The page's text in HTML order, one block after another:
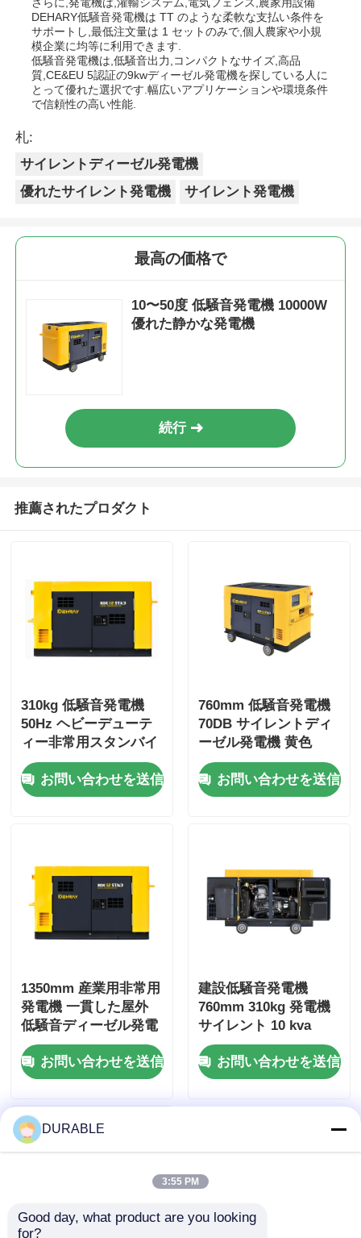
DEHARY低騒音発電機は TT のような柔軟な支払い条件を
サポートし,最低注文量は 1 セットのみで,個人農家や小規
模企業に均等に利用できます.
低騒音発電機は,低騒音出力,コンパクトなサイズ,高品
質,CE&EU 5認証の9kwディーゼル発電機を探している人に
とって優れた選択です.幅広いアプリケーションや環境条件
で信頼性の高い性能.
札:
サイレントディーゼル発電機
優れたサイレント発電機
サイレント発電機
最高の価格で
10〜50度 低騒音発電機 10000W
優れた静かな発電機
続行
推薦されたプロダクト
310kg 低騒音発電機
50Hz ヘビーデューテ
ィー非常用スタンバイ
発電機
お問い合わせを送信
760mm 低騒音発電機
70DB サイレントディ
ーゼル発電機 黄色
お問い合わせを送信
1350mm 産業用非常用
発電機 一貫した屋外
低騒音ディーゼル発電
機
お問い合わせを送信
建設低騒音発電機
760mm 310kg 発電機
サイレント 10 kva
お問い合わせを送信
DURABLE
3:55 PM
Good day, what product are you looking
for?